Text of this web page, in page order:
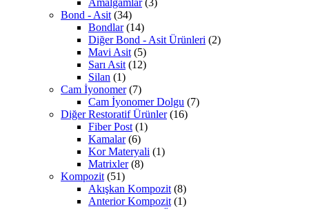
Amalgamlar (3)
Bond - Asit (34)
Bondlar (14)
Diğer Bond - Asit Ürünleri (2)
Mavi Asit (5)
Sarı Asit (12)
Silan (1)
Cam İyonomer (7)
Cam İyonomer Dolgu (7)
Diğer Restoratif Ürünler (16)
Fiber Post (1)
Kamalar (6)
Kor Materyali (1)
Matrixler (8)
Kompozit (51)
Akışkan Kompozit (8)
Anterior Kompozit (1)